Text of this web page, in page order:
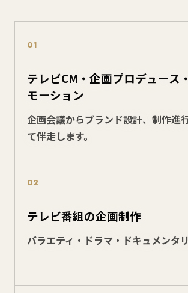
01
テレビCM・企画プロデュース
モーション
企画会議からブランド設計、制作進
て伴走します。
02
テレビ番組の企画制作
バラエティ・ドラマ・ドキュメンタ